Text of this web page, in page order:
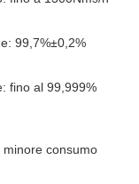
99,7%±0,2%
fino al 99,999%
consumo